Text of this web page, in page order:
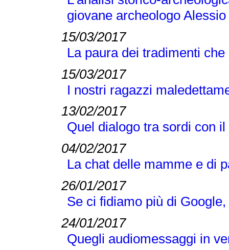
giovane archeologo
15/03/2017
La paura dei tradimenti
15/03/2017
I nostri ragazzi
13/02/2017
Quel dialogo tra sordi con
04/02/2017
La chat delle mamme e di
26/01/2017
Se ci fidiamo più di
24/01/2017
Quegli audiomessaggi in